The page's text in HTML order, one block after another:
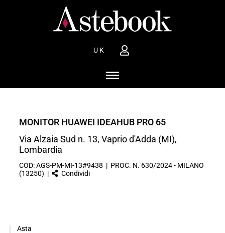
UK
MONITOR HUAWEI IDEAHUB PRO 65
Via Alzaia Sud n. 13, Vaprio d'Adda (MI),
Lombardia
COD: AGS-PM-MI-13#9438 | PROC. N. 630/2024 - MILANO
(13250) |
Condividi
Asta